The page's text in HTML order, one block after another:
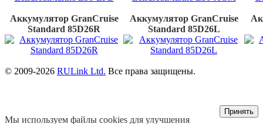
Аккумулятор GranCruise
Standard 85D26R
Аккумулятор GranCruise
Standard 85D26L
© 2009-2026 RULink Ltd. Все права защищены.
Мы используем файлы cookies для улучшения
Принять